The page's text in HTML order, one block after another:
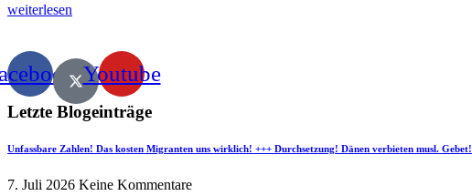
weiterlesen
Youtube
Letzte Blogeinträge
Unfassbare Zahlen! Das kosten Migranten uns wirklich! +++ Durchsetzung! Dänen verbieten musl. Gebet!
7. Juli 2026 Keine Kommentare